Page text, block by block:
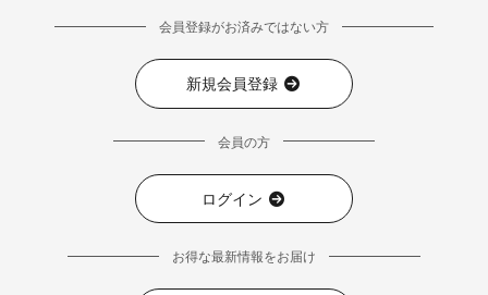
会員登録がお済みではない方
新規会員登録
会員の方
ログイン
お得な最新情報をお届け